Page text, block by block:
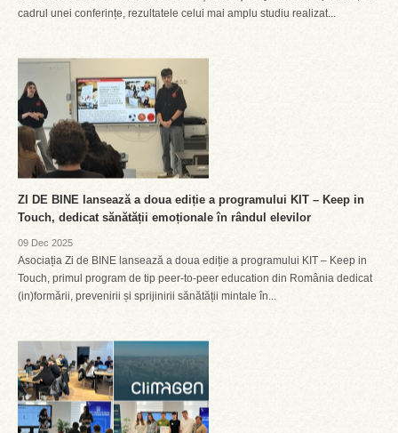
cadrul unei conferințe, rezultatele celui mai amplu studiu realizat...
ZI DE BINE lansează a doua ediție a programului KIT – Keep in
Touch, dedicat sănătății emoționale în rândul elevilor
09 Dec 2025
Asociația Zi de BINE lansează a doua ediție a programului KIT – Keep in
Touch, primul program de tip peer-to-peer education din România dedicat
(in)formării, prevenirii și sprijinirii sănătății mintale în...